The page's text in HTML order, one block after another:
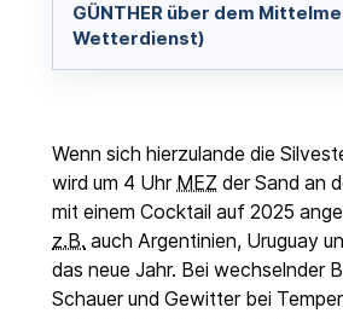
GÜNTHER über dem
Wetterdienst)
Wenn sich hierzulande die
wird um 4 Uhr MEZ der Sand an
mit einem Cocktail auf 2025
z.B. auch Argentinien, Uruguay
das neue Jahr. Bei wechselnder
Schauer und Gewitter bei